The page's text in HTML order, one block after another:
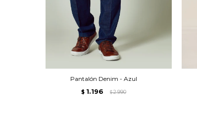
Pantalón Denim - Azul
$ 1.196 $ 2.990